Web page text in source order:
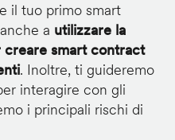
il tuo primo smart
a utilizzare la
smart contract
. Inoltre, ti guideremo
interagire con gli
i principali rischi di